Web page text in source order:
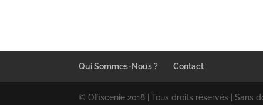
Qui Sommes-Nous ? Contact
© Offiscenie 2018 | Tous droits réservés | Sans